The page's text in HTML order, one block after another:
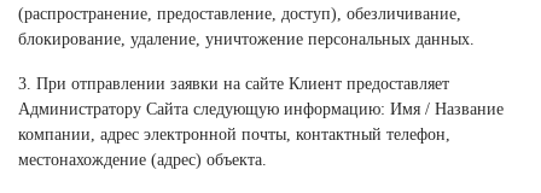
(распространение, предоставление, доступ), обезличивание,
блокирование, удаление, уничтожение персональных данных.
3. При отправлении заявки на сайте Клиент предоставляет
Администратору Сайта следующую информацию: Имя / Название
компании, адрес электронной почты, контактный телефон,
местонахождение (адрес) объекта.